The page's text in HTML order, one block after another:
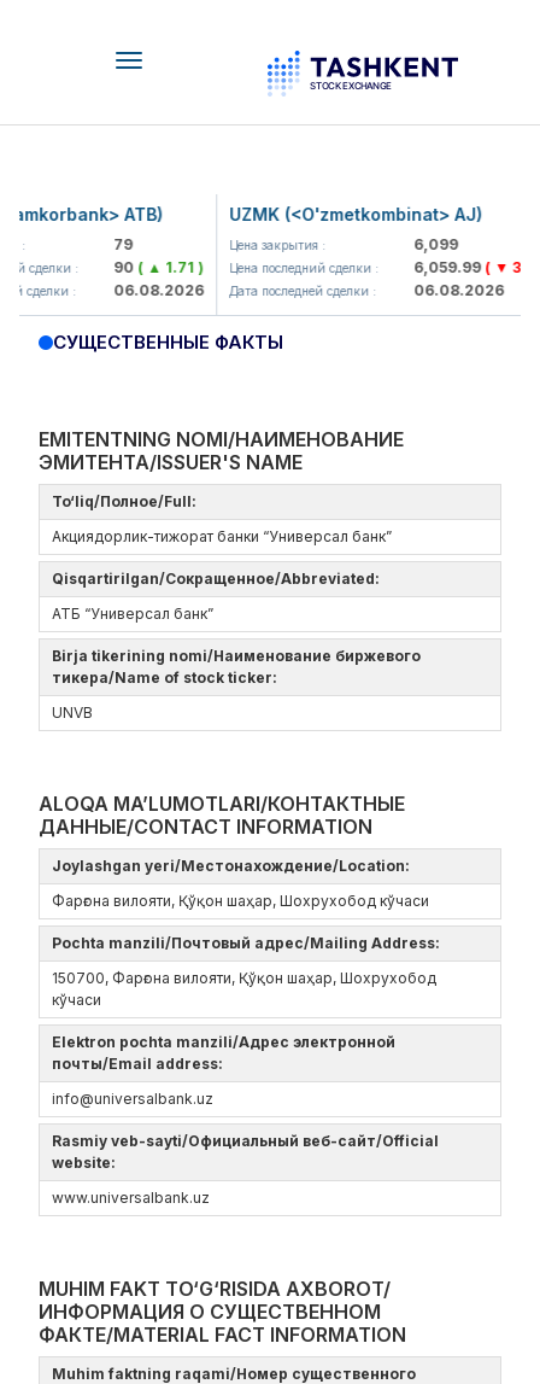
Toggle
ATB)
79
сделки : 90( ▲ 1.71 )
сделки : 06.08.2026
UZMK (<O'zmetkombinat> AJ)
Цена закрытия : 6,099
Цена последний сделки : 6,059.99( ▼
Дата последней сделки : 06.08.2026
СУЩЕСТВЕННЫЕ ФАКТЫ
EMITENTNING NOMI/НАИМЕНОВАНИЕ
ЭМИТЕНТА/ISSUER'S NAME
To‘liq/Полное/Full:
Акциядорлик-тижорат банки “Универсал банк”
Qisqartirilgan/Сокращенное/Abbreviated:
АТБ “Универсал банк”
Birja tikerining nomi/Наименование биржевого
тикера/Name of stock ticker:
UNVB
ALOQA MA’LUMOTLARI/КОНТАКТНЫЕ
ДАННЫЕ/CONTACT INFORMATION
Joylashgan yeri/Местонахождение/Location:
Фарғона вилояти, Қўқон шаҳар, Шохрухобод кўчаси
Pochta manzili/Почтовый адрес/Mailing Address:
150700, Фарғона вилояти, Қўқон шаҳар, Шохрухобод
кўчаси
Elektron pochta manzili/Адрес электронной
почты/Email address:
info@universalbank.uz
Rasmiy veb-sayti/Официальный веб-сайт/Official
website:
www.universalbank.uz
MUHIM FAKT TO‘G‘RISIDA AXBOROT/
ИНФОРМАЦИЯ О СУЩЕСТВЕННОМ
ФАКТЕ/MATERIAL FACT INFORMATION
Muhim faktning raqami/Номер существенного